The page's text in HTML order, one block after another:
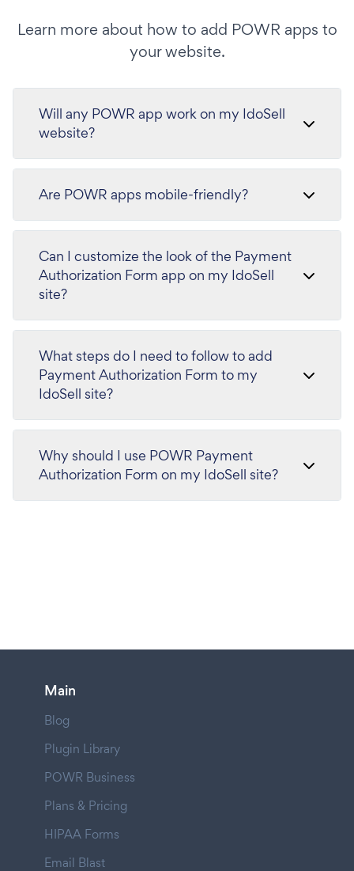
Learn more about how to add POWR apps to
your website.
Will any POWR app work on my IdoSell
website?
Are POWR apps mobile-friendly?
Can I customize the look of the Payment
Authorization Form app on my IdoSell
site?
What steps do I need to follow to add
Payment Authorization Form to my
IdoSell site?
Why should I use POWR Payment
Authorization Form on my IdoSell site?
Main
Blog
Plugin Library
POWR Business
Plans & Pricing
HIPAA Forms
Email Blast